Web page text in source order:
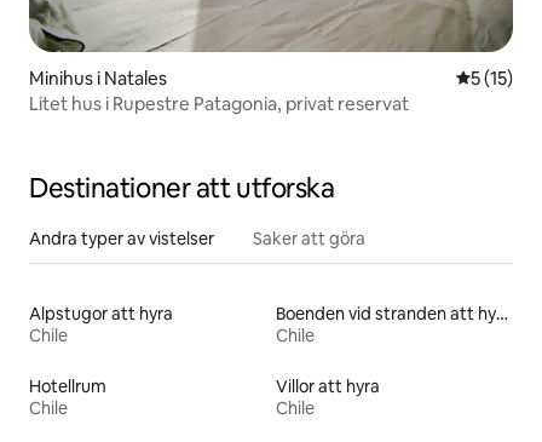
Minihus i Natales 5 av 5 i
5 (15)
Litet hus i Rupestre Patagonia, privat reservat
Destinationer att utforska
Andra typer av vistelser Saker att göra
Alpstugor att hyra
Chile
Boenden vid stranden att hyra
Chile
Hotellrum
Chile
Villor att hyra
Chile